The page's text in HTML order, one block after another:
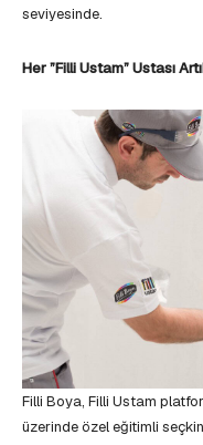
seviyesinde.
Her ”Filli Ustam” Ustası
Filli Boya, Filli Ustam
üzerinde özel eğitimli